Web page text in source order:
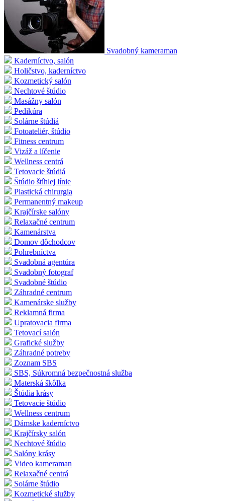
Svadobný kameraman
Kaderníctvo, salón
Holičstvo, kaderníctvo
Kozmetický salón
Nechtové štúdio
Masážny salón
Pedikúra
Solárne štúdiá
Fotoateliér, štúdio
Fitness centrum
Vizáž a líčenie
Wellness centrá
Tetovacie štúdiá
Štúdio štíhlej línie
Plastická chirurgia
Permanentný makeup
Krajčírske salóny
Relaxačné centrum
Kamenárstva
Domov dôchodcov
Pohrebníctva
Svadobná agentúra
Svadobný fotograf
Svadobné štúdio
Záhradné centrum
Kamenárske služby
Reklamná firma
Upratovacia firma
Tetovací salón
Grafické služby
Záhradné potreby
Zoznam SBS
SBS, Súkromná bezpečnostná služba
Materská škôlka
Štúdia krásy
Tetovacie štúdio
Wellness centrum
Dámske kaderníctvo
Krajčírsky salón
Nechtové štúdio
Salóny krásy
Video kameraman
Relaxačné centrá
Solárne štúdio
Kozmetické služby